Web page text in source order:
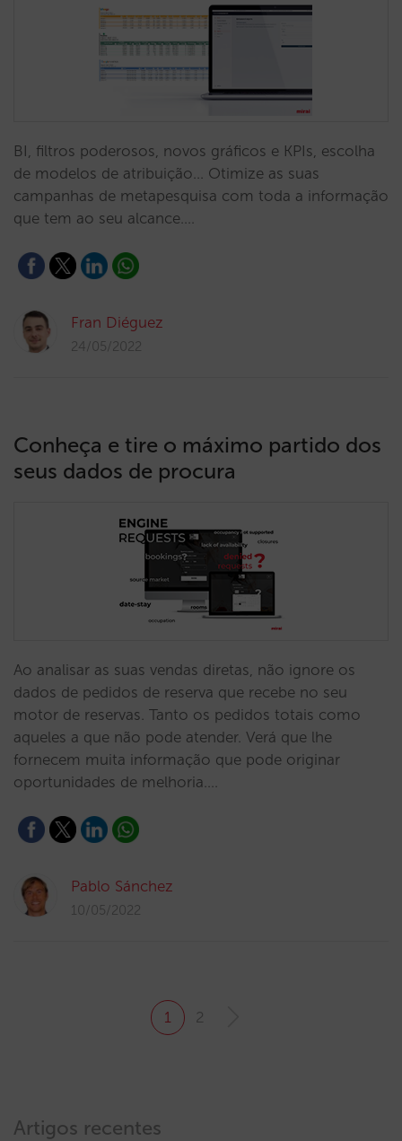
BI, filtros poderosos, novos gráficos e KPIs, escolha
de modelos de atribuição... Otimize as suas
campanhas de metapesquisa com toda a informação
que tem ao seu alcance.…
Fran Diéguez
24/05/2022
Conheça e tire o máximo partido dos
seus dados de procura
Ao analisar as suas vendas diretas, não ignore os
dados de pedidos de reserva que recebe no seu
motor de reservas. Tanto os pedidos totais como
aqueles a que não pode atender. Verá que lhe
fornecem muita informação que pode originar
oportunidades de melhoria.…
Pablo Sánchez
10/05/2022
1 2
Artigos recentes